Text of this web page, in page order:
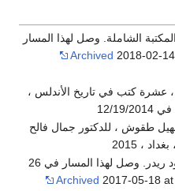
الشاملة. وصل لهذا المسار
Archived2018-
كتب في تاريخ الأندلس ،
، للدكتور جمال فالح
قود ريدر. وصل لهذا المسار في 26
Archived2017-05-